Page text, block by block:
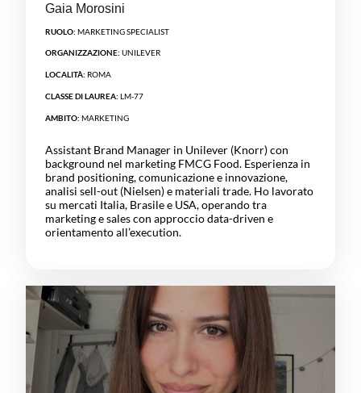
Gaia Morosini
RUOLO: MARKETING SPECIALIST
ORGANIZZAZIONE: UNILEVER
LOCALITÀ: ROMA
CLASSE DI LAUREA: LM-77
AMBITO: MARKETING
Assistant Brand Manager in Unilever (Knorr) con
background nel marketing FMCG Food. Esperienza in
brand positioning, comunicazione e innovazione,
analisi sell-out (Nielsen) e materiali trade. Ho lavorato
su mercati Italia, Brasile e USA, operando tra
marketing e sales con approccio data-driven e
orientamento all’execution.